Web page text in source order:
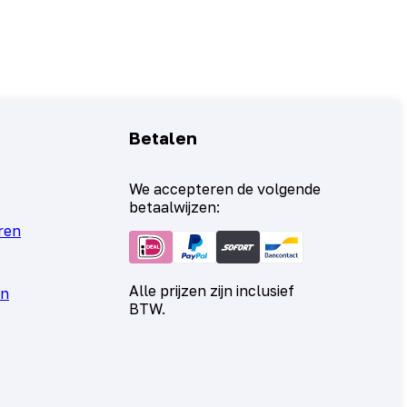
Betalen
We accepteren de volgende
betaalwijzen:
Alle prijzen zijn inclusief
BTW.